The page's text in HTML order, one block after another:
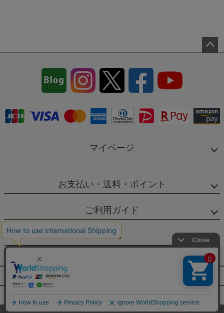
マイページ
お支払い・送料・ポイント
ご利用ガイド
SNS
個人情報の取扱
©2022 DELUXEWARE&CO Allrights Reserved